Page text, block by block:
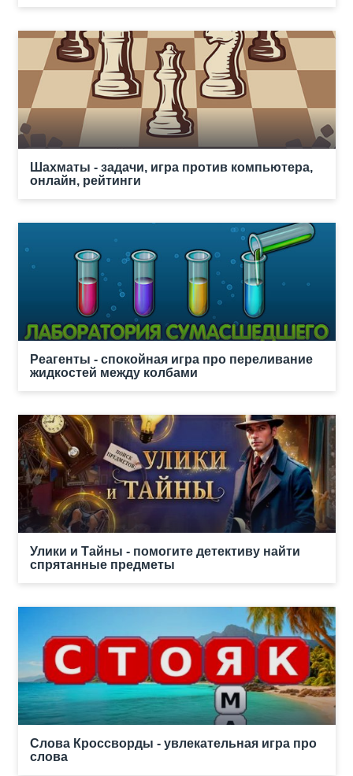
Шахматы - задачи, игра против компьютера,
онлайн, рейтинги
Реагенты - спокойная игра про переливание
жидкостей между колбами
Улики и Тайны - помогите детективу найти
спрятанные предметы
Слова Кроссворды - увлекательная игра про
слова